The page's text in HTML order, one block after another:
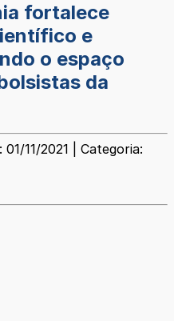
fortalece
e
o espaço
da
11/2021 | Categoria: